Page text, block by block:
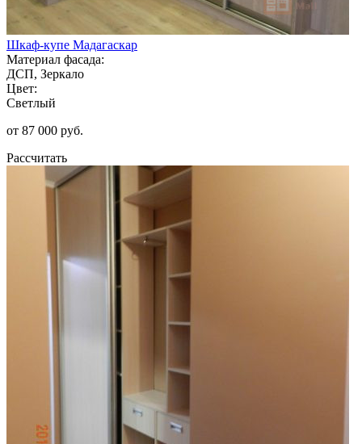
Шкаф-купе Мадагаскар
Материал фасада:
ДСП, Зеркало
Цвет:
Светлый
от 87 000 руб.
Рассчитать